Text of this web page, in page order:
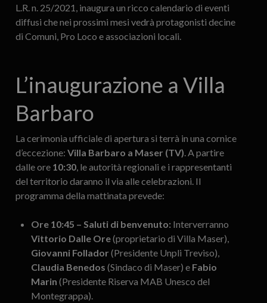
L.R. n. 25/2021, inaugura un ricco calendario di eventi
diffusi che nei prossimi mesi vedrà protagonisti decine
di Comuni, Pro Loco e associazioni locali.
L’inaugurazione a Villa
Barbaro
La cerimonia ufficiale di apertura si terrà in una cornice
d’eccezione: Villa Barbaro a Maser (TV). A partire
dalle ore 10:30, le autorità regionali e i rappresentanti
del territorio daranno il via alle celebrazioni. Il
programma della mattinata prevede:
Ore 10:45 – Saluti di benvenuto: Interverranno
Vittorio Dalle Ore(proprietario di Villa Maser),
Giovanni Follador (Presidente Unpli Treviso),
Claudia Benedos (Sindaco di Maser) e Fabio
Marin (Presidente Riserva MAB Unesco del
Montegrappa).